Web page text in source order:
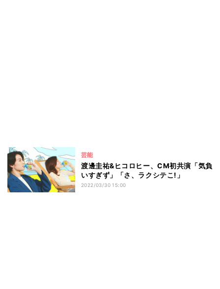
芸能
渡邊圭祐&ヒコロヒー、CM初共演「気負
いすぎず」「さ、ラクシテこ!」
2022/03/30 15:00